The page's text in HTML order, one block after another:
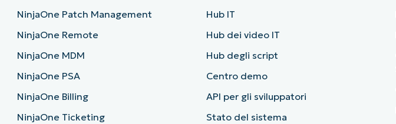
NinjaOne Patch Management
NinjaOne Remote
NinjaOne MDM
NinjaOne PSA
NinjaOne Billing
NinjaOne Ticketing
Hub IT
Hub dei video IT
Hub degli script
Centro demo
API per gli sviluppatori
Stato del sistema